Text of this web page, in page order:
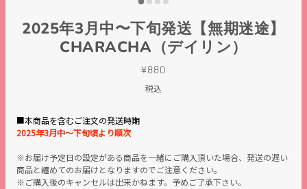
2025年3月中〜下旬発送【無期迷途】
CHARACHA（デイリン）
¥880
税込
■本商品を含むご注文の発送時期
2025年3月中〜下旬頃より順次
※お届け予定日の設定がある商品を一緒にご購入頂いた場合、発送の遅い
商品と纏めてのお届けとなりますのでご注意ください。
※ご購入後のキャンセルは出来かねます。予めご了承下さい。